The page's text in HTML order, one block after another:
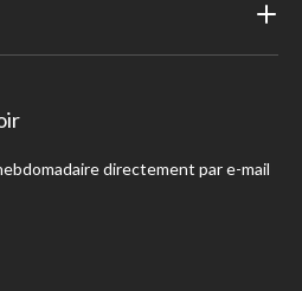
directement par e-mail